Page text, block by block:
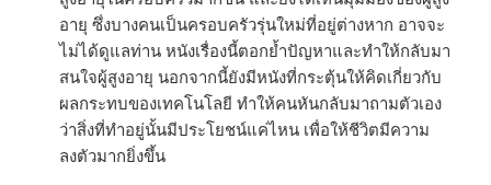
อายุ ซึ่งบางคนเป็นครอบครัวรุ่นใหม่ที่อยู่ต่างหาก อาจจะ
ไม่ได้ดูแลท่าน หนังเรื่องนี้ตอกย้ำปัญหาและทำให้กลับมา
สนใจผู้สูงอายุ นอกจากนี้ยังมีหนังที่กระตุ้นให้คิดเกี่ยวกับ
ผลกระทบของเทคโนโลยี ทำให้คนหันกลับมาถามตัวเอง
ว่าสิ่งที่ทำอยู่นั้นมีประโยชน์แค่ไหน เพื่อให้ชีวิตมีความ
ลงตัวมากยิ่งขึ้น